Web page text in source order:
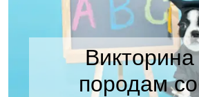
породам